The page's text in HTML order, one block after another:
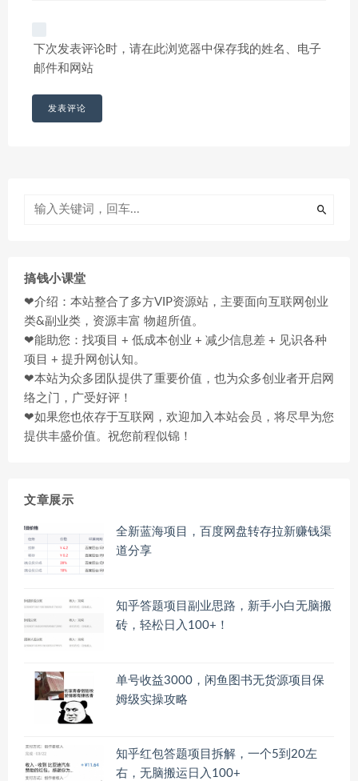
下次发表评论时，请在此浏览器中保存我的姓名、电子
邮件和网站
搞钱小课堂
❤介绍：本站整合了多方VIP资源站，主要面向互联网创业
类&副业类，资源丰富 物超所值。
❤能助您：找项目 + 低成本创业 + 减少信息差 + 见识各种
项目 + 提升网创认知。
❤本站为众多团队提供了重要价值，也为众多创业者开启网
络之门，广受好评！
❤如果您也依存于互联网，欢迎加入本站会员，将尽早为您
提供丰盛价值。祝您前程似锦！
文章展示
全新蓝海项目，百度网盘转存拉新赚钱渠
道分享
知乎答题项目副业思路，新手小白无脑搬
砖，轻松日入100+！
单号收益3000，闲鱼图书无货源项目保
姆级实操攻略
知乎红包答题项目拆解，一个5到20左
右，无脑搬运日入100+